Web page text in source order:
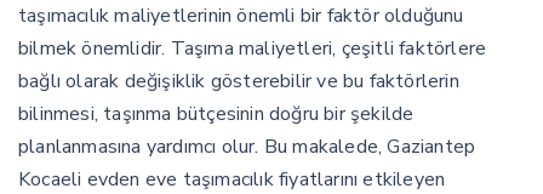
taşımacılık maliyetlerinin önemli bir faktör olduğunu
bilmek önemlidir. Taşıma maliyetleri, çeşitli faktörlere
bağlı olarak değişiklik gösterebilir ve bu faktörlerin
bilinmesi, taşınma bütçesinin doğru bir şekilde
planlanmasına yardımcı olur. Bu makalede, Gaziantep
Kocaeli evden eve taşımacılık fiyatlarını etkileyen